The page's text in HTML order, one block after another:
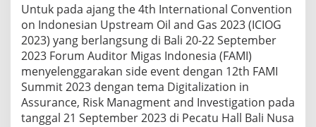
Untuk pada ajang the 4th International Convention
on Indonesian Upstream Oil and Gas 2023 (ICIOG
2023) yang berlangsung di Bali 20-22 September
2023 Forum Auditor Migas Indonesia (FAMI)
menyelenggarakan side event dengan 12th FAMI
Summit 2023 dengan tema Digitalization in
Assurance, Risk Managment and Investigation pada
tanggal 21 September 2023 di Pecatu Hall Bali Nusa